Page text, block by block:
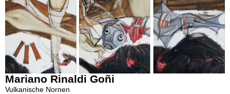
Mariano Rinaldi Goñi
Vulkanische Nornen